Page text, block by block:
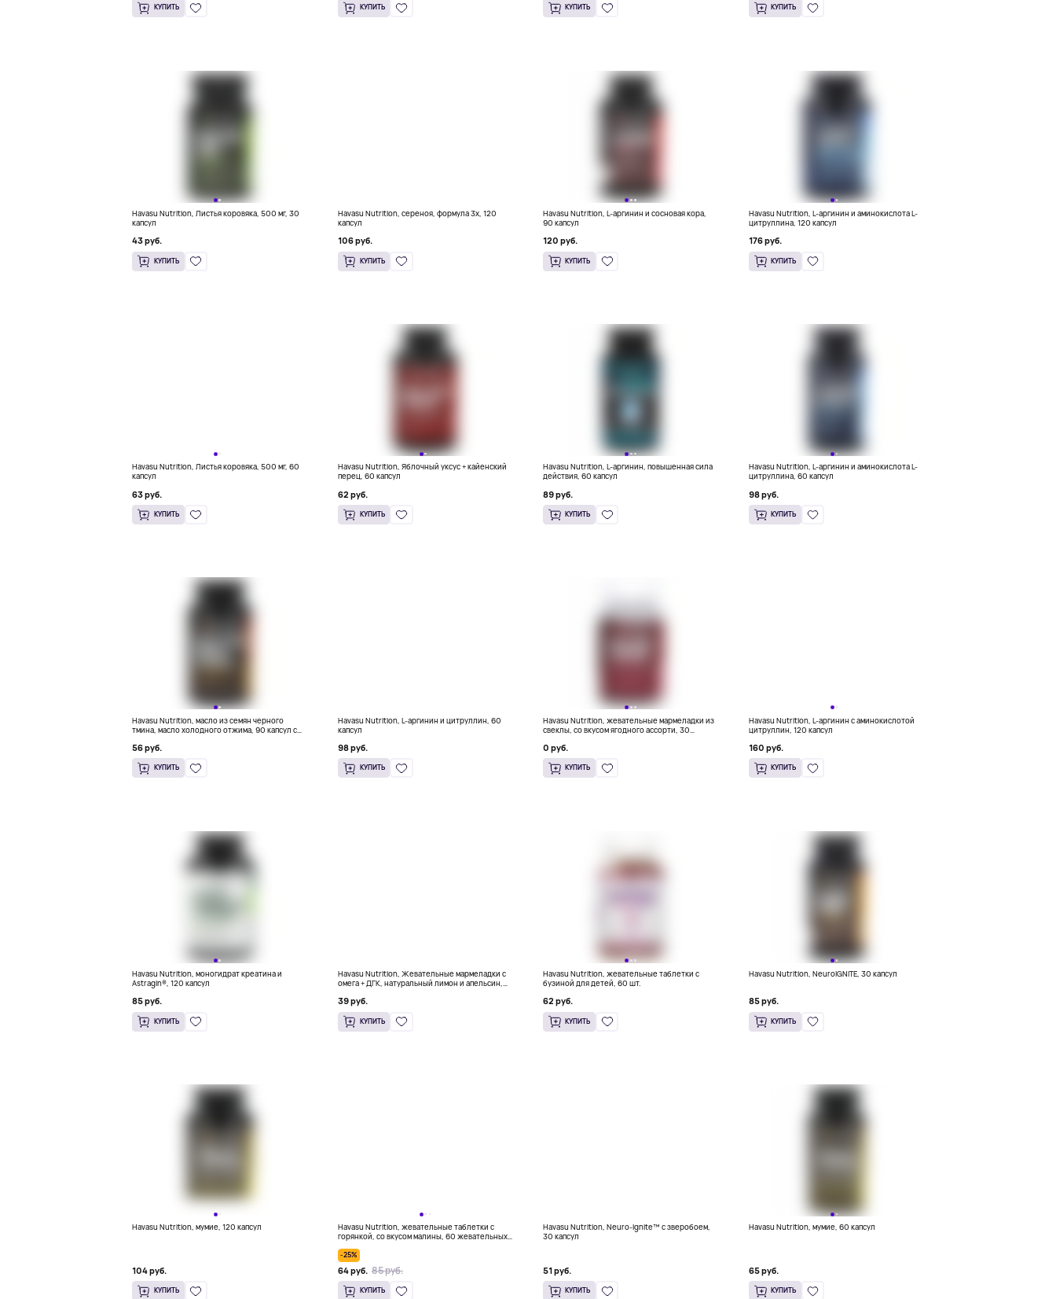
КУПИТЬ КУПИТЬ КУПИТЬ КУПИТЬ
Havasu Nutrition, Листья коровяка, 500 мг, 30
капсул
43 руб.
КУПИТЬ
Havasu Nutrition, сереноя, формула 3x, 120
капсул
106 руб.
КУПИТЬ
Havasu Nutrition, L-аргинин и сосновая кора,
90 капсул
120 руб.
КУПИТЬ
Havasu Nutrition, L-аргинин и аминокислота L-
цитруллина, 120 капсул
176 руб.
КУПИТЬ
Havasu Nutrition, Листья коровяка, 500 мг, 60
капсул
63 руб.
КУПИТЬ
Havasu Nutrition, Яблочный уксус + кайенский
перец, 60 капсул
62 руб.
КУПИТЬ
Havasu Nutrition, L-аргинин, повышенная сила
действия, 60 капсул
89 руб.
КУПИТЬ
Havasu Nutrition, L-аргинин и аминокислота L-
цитруллина, 60 капсул
98 руб.
КУПИТЬ
Havasu Nutrition, масло из семян черного
тмина, масло холодного отжима, 90 капсул с
56 руб.
КУПИТЬ
Havasu Nutrition, L-аргинин и цитруллин, 60
капсул
98 руб.
КУПИТЬ
Havasu Nutrition, жевательные мармеладки из
свеклы, со вкусом ягодного ассорти, 30
0 руб.
КУПИТЬ
Havasu Nutrition, L-аргинин с аминокислотой
цитруллин, 120 капсул
160 руб.
КУПИТЬ
Havasu Nutrition, моногидрат креатина и
Astragin®, 120 капсул
85 руб.
КУПИТЬ
Havasu Nutrition, Жевательные мармеладки с
омега + ДГК, натуральный лимон и апельсин,
39 руб.
КУПИТЬ
Havasu Nutrition, жевательные таблетки с
бузиной для детей, 60 шт.
62 руб.
КУПИТЬ
Havasu Nutrition, NeuroIGNITE, 30 капсул
85 руб.
КУПИТЬ
Havasu Nutrition, мумие, 120 капсул
104 руб.
КУПИТЬ
Havasu Nutrition, жевательные таблетки с
горянкой, со вкусом малины, 60 жевательных
-25%
64 руб. 85 руб.
КУПИТЬ
Havasu Nutrition, Neuro-Ignite™ с зверобоем,
30 капсул
51 руб.
КУПИТЬ
Havasu Nutrition, мумие, 60 капсул
65 руб.
КУПИТЬ